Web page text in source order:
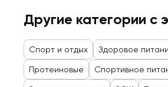
Другие категории с
Спорт и отдых Здоровое
Протеиновые Спортивное